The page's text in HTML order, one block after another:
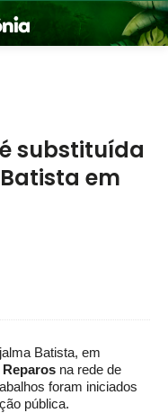
substituída
em
Batista, em
Reparos na rede de
foram iniciados
pública.